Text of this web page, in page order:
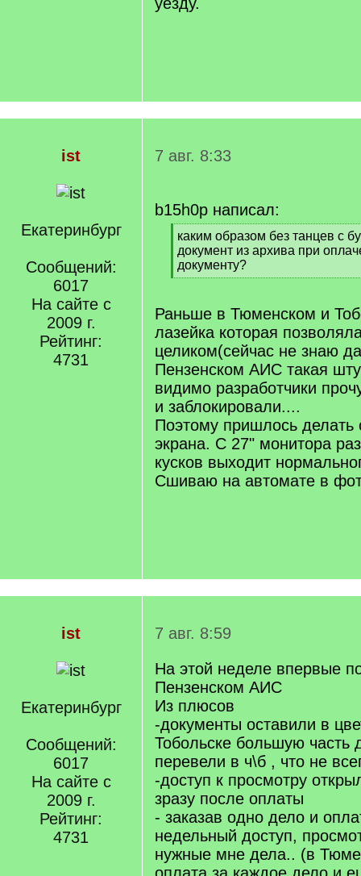
ist
Екатеринбург
Сообщений:
6017
На сайте с
2009 г.
Рейтинг:
4731
7 авг. 8:33
b15h0p написал:
[
q
]
каким образом без танцев с
документ из архива при
документу?
[
q
]
Раньше в Тюменском и
лазейка которая
целиком(сейчас не знаю
Пензенском АИС такая
видимо разработчики
и заблокировали....
Поэтому пришлось делать
экрана. С 27" монитора
кусков выходит
Сшиваю на автомате в
ist
Екатеринбург
Сообщений:
6017
На сайте с
2009 г.
Рейтинг:
4731
7 авг. 8:59
На этой неделе впервые
Пензенском АИС
Из плюсов
-документы оставили в
Тобольске большую часть
перевели в ч\б , что не
-доступ к просмотру
зразу после оплаты
- заказав одно дело и
недельный доступ,
нужные мне дела.. (в